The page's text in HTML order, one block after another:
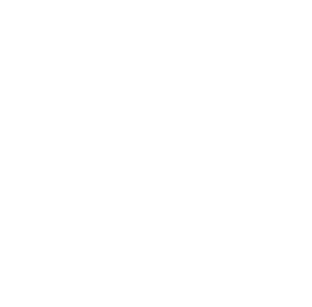
momenten
de mensen